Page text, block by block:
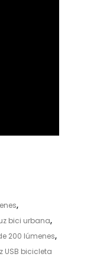
,
bici urbana,
200 lúmenes,
USB bicicleta